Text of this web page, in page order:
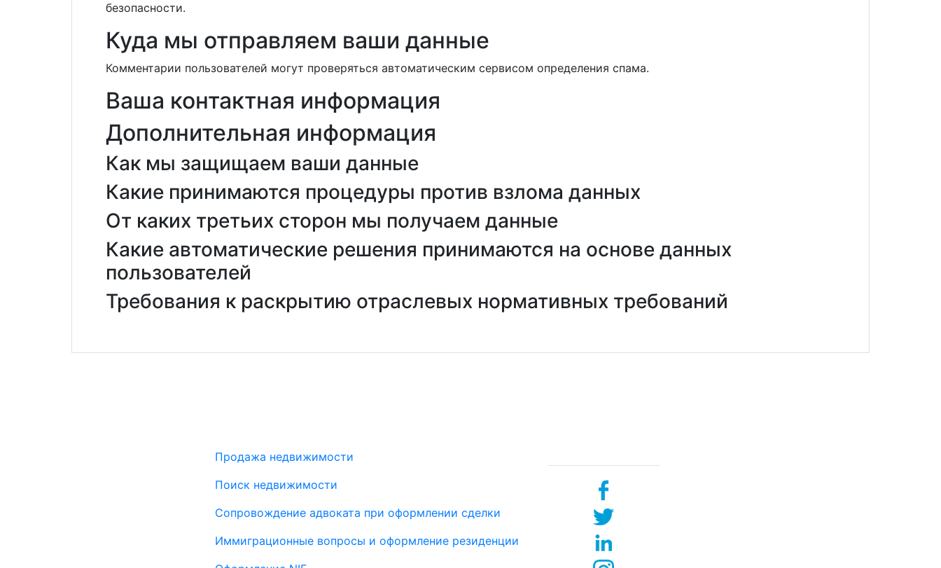
безопасности.
Куда мы отправляем ваши данные
Комментарии пользователей могут проверяться автоматическим сервисом определения спама.
Ваша контактная информация
Дополнительная информация
Как мы защищаем ваши данные
Какие принимаются процедуры против взлома данных
От каких третьих сторон мы получаем данные
Какие автоматические решения принимаются на основе данных
пользователей
Требования к раскрытию отраслевых нормативных требований
Продажа недвижимости
Поиск недвижимости
Сопровождение адвоката при оформлении сделки
Иммиграционные вопросы и оформление резиденции